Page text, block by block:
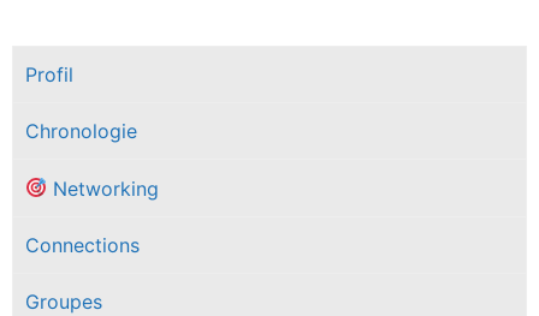
Profil
Chronologie
Networking
Connections
Groupes